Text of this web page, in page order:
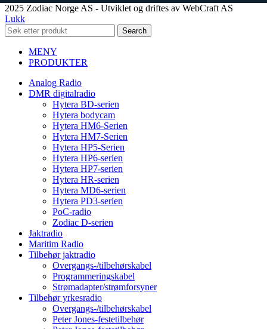
2025 Zodiac Norge AS - Utviklet og driftes av WebCraft AS
Lukk
Search
MENY
PRODUKTER
Analog Radio
DMR digitalradio
Hytera BD-serien
Hytera bodycam
Hytera HM6-Serien
Hytera HM7-Serien
Hytera HP5-Serien
Hytera HP6-serien
Hytera HP7-serien
Hytera HR-serien
Hytera MD6-serien
Hytera PD3-serien
PoC-radio
Zodiac D-serien
Jaktradio
Maritim Radio
Tilbehør jaktradio
Overgangs-/tilbehørskabel
Programmeringskabel
Strømadapter/strømforsyner
Tilbehør yrkesradio
Overgangs-/tilbehørskabel
Peter Jones-festetilbehør